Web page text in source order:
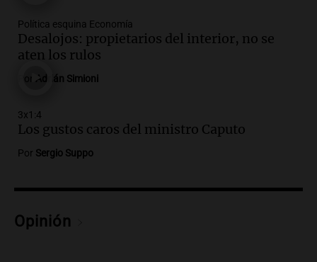
Panorama Federal
Episodios
Audio.La justicia reconoce el COVID
docente fallecido en 2021
Audio. Trágico siniestro vial en Salta:
mujer pierde la vida en accidente en
Audio.
Política esquina Economía
Desalojos: propietarios del interior, no se
aten los rulos
Adrián Simioni
3x1:4
Los gustos caros del ministro Caputo
Por Sergio Suppo
Opinión